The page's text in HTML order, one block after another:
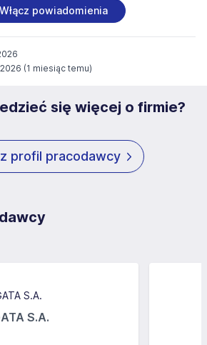
64 09 lub pisemnie na adres
klauzula-informacyjna.html
aplikacyjnych (w tym
przyszłych rekrutacji przez okres
dobrowolna i może być w każdym
Włącz powiadomienia
(1 miesiąc temu)
się więcej o firmie?
profil pracodawcy
S.A.